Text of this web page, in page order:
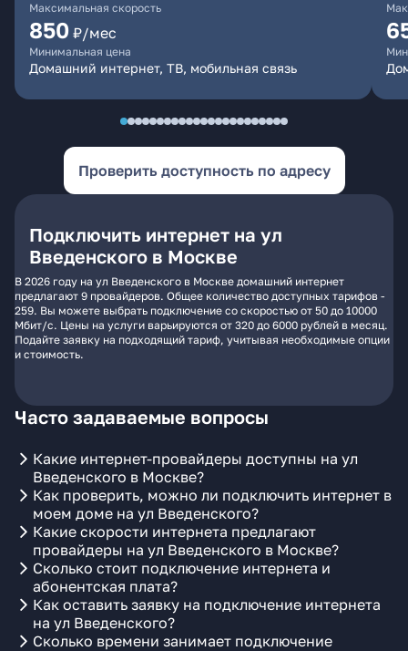
Максимальная скорость
850 ₽/мес
Минимальная цена
Домашний интернет, ТВ, мобильная связь
Проверить доступность по адресу
Подключить интернет на ул
Введенского в Москве
В 2026 году на ул Введенского в Москве домашний интернет
предлагают 9 провайдеров. Общее количество доступных тарифов -
259. Вы можете выбрать подключение со скоростью от 50 до 10000
Мбит/с. Цены на услуги варьируются от 320 до 6000 рублей в месяц.
Подайте заявку на подходящий тариф, учитывая необходимые опции
и стоимость.
Часто задаваемые вопросы
Какие интернет-провайдеры доступны на ул
Введенского в Москве?
Как проверить, можно ли подключить интернет в
моем доме на ул Введенского?
Какие скорости интернета предлагают
провайдеры на ул Введенского в Москве?
Сколько стоит подключение интернета и
абонентская плата?
Как оставить заявку на подключение интернета
на ул Введенского?
Сколько времени занимает подключение